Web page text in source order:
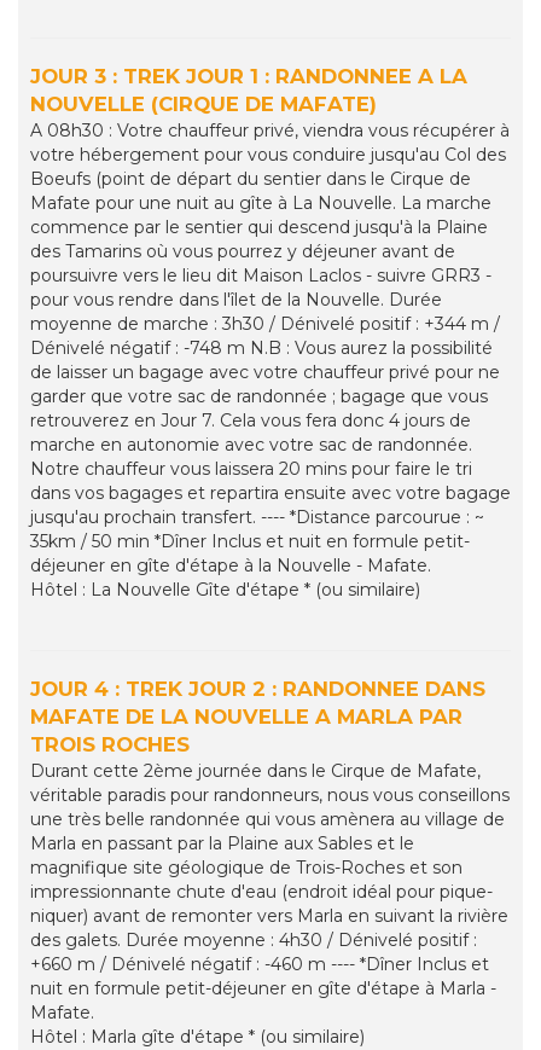
JOUR 3 : TREK JOUR 1 : RANDONNEE A LA
NOUVELLE (CIRQUE DE MAFATE)
A 08h30 : Votre chauffeur privé, viendra vous récupérer à
votre hébergement pour vous conduire jusqu'au Col des
Boeufs (point de départ du sentier dans le Cirque de
Mafate pour une nuit au gîte à La Nouvelle. La marche
commence par le sentier qui descend jusqu'à la Plaine
des Tamarins où vous pourrez y déjeuner avant de
poursuivre vers le lieu dit Maison Laclos - suivre GRR3 -
pour vous rendre dans l'îlet de la Nouvelle. Durée
moyenne de marche : 3h30 / Dénivelé positif : +344 m /
Dénivelé négatif : -748 m N.B : Vous aurez la possibilité
de laisser un bagage avec votre chauffeur privé pour ne
garder que votre sac de randonnée ; bagage que vous
retrouverez en Jour 7. Cela vous fera donc 4 jours de
marche en autonomie avec votre sac de randonnée.
Notre chauffeur vous laissera 20 mins pour faire le tri
dans vos bagages et repartira ensuite avec votre bagage
jusqu'au prochain transfert. ---- *Distance parcourue : ~
35km / 50 min *Dîner Inclus et nuit en formule petit-
déjeuner en gîte d'étape à la Nouvelle - Mafate.
Hôtel : La Nouvelle Gîte d'étape * (ou similaire)
JOUR 4 : TREK JOUR 2 : RANDONNEE DANS
MAFATE DE LA NOUVELLE A MARLA PAR
TROIS ROCHES
Durant cette 2ème journée dans le Cirque de Mafate,
véritable paradis pour randonneurs, nous vous conseillons
une très belle randonnée qui vous amènera au village de
Marla en passant par la Plaine aux Sables et le
magnifique site géologique de Trois-Roches et son
impressionnante chute d'eau (endroit idéal pour pique-
niquer) avant de remonter vers Marla en suivant la rivière
des galets. Durée moyenne : 4h30 / Dénivelé positif :
+660 m / Dénivelé négatif : -460 m ---- *Dîner Inclus et
nuit en formule petit-déjeuner en gîte d'étape à Marla -
Mafate.
Hôtel : Marla gîte d'étape * (ou similaire)